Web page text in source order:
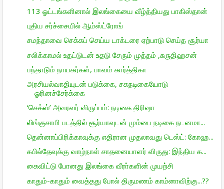
113 ஓட்டங்களினால் இலங்கையை வீழ்த்தியது பாகிஸ்தான்
புதிய சர்ச்சையில் ஆம்ஸ்ட்ரோங்
சமந்தாவை செக்கப் செய்ய டாக்டரை ஏற்பாடு செய்த சூர்யா
சலிக்காமல் உதட்டுடன் உதடு சேரும் முத்தம் ,சுருதிஹசன்
பந்தாடும் நாயகர்கள், பாவம் கார்த்திகா
அரசியல்வாதியுடன் படுக்கை, சகநடிகையோடு
ஓரினச்சேர்க்கை
‘செக்ஸ்’ அவரவர் விருப்பம்: நடிகை திரிஷா
லிங்குசாமி படத்தில் சூர்யாவுடன் மும்பை நடிகை நடனமா...
தென்னாப்பிரிக்காவுக்கு எதிரான முதலாவது டெஸ்ட்: கோஹ...
கபில்தேவுக்கு வாழ்நாள் சாதனையாளர் விருது: இந்திய க...
கைவிட்டு போனது இலங்கை வீரா்களின் முயற்சி
காதும்-காதும் வைத்தது போல் திருமணம் காம்னாவிற்கு...??